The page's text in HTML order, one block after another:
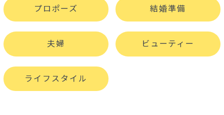
プロポーズ 結婚準備
夫婦 ビューティー
ライフスタイル